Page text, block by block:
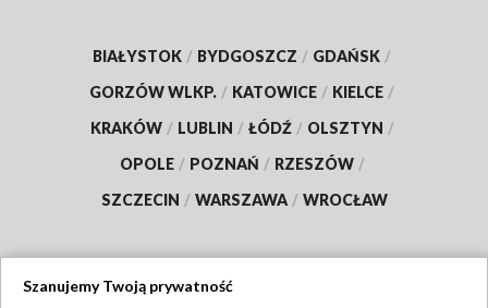
BIAŁYSTOK / BYDGOSZCZ / GDAŃSK /
GORZÓW WLKP. / KATOWICE / KIELCE /
KRAKÓW / LUBLIN / ŁÓDŹ / OLSZTYN /
OPOLE / POZNAŃ / RZESZÓW /
SZCZECIN / WARSZAWA / WROCŁAW
Szanujemy Twoją prywatność